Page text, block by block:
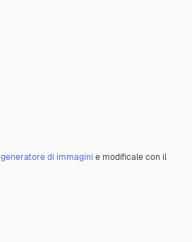
generatore di immagini e modificale con il